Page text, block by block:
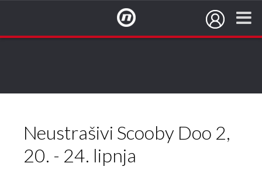
Neustrašivi Scooby Doo 2,
20. - 24. lipnja